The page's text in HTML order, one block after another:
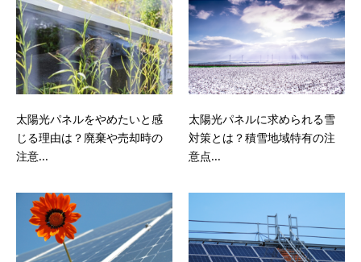
太陽光パネルをやめたいと感
じる理由は？廃棄や売却時の
注意...
太陽光パネルに求められる雪
対策とは？積雪地域特有の注
意点...